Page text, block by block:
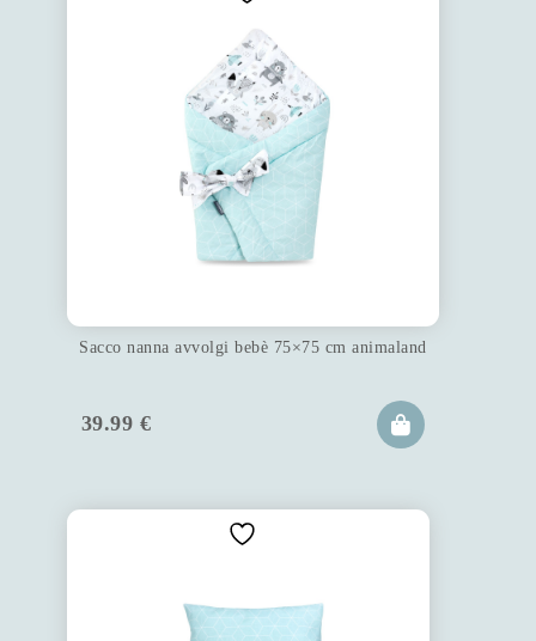
Sacco nanna avvolgi bebè 75×75 cm animaland
39.99 €